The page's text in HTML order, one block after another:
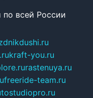
по всей России
kraft-you.ru
rastenuya.ru
freeride-team.ru